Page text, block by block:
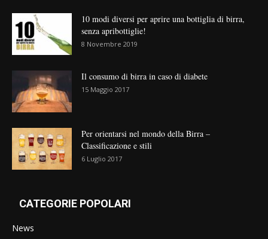
10 modi diversi per aprire una bottiglia di birra,
senza apribottiglie!
8 Novembre 2019
Il consumo di birra in caso di diabete
15 Maggio 2017
Per orientarsi nel mondo della Birra –
Classificazione e stili
6 Luglio 2017
CATEGORIE POPOLARI
News